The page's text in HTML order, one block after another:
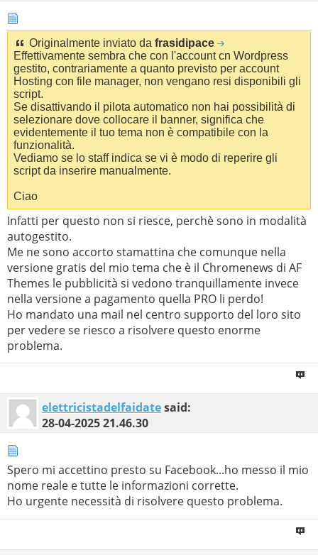
Originalmente inviato da frasidipace
Effettivamente sembra che con l'account cn Wordpress
gestito, contrariamente a quanto previsto per account
Hosting con file manager, non vengano resi disponibili gli
script.
Se disattivando il pilota automatico non hai possibilità di
selezionare dove collocare il banner, significa che
evidentemente il tuo tema non è compatibile con la
funzionalità.
Vediamo se lo staff indica se vi è modo di reperire gli
script da inserire manualmente.
Ciao
Infatti per questo non si riesce, perchè sono in modalità
autogestito.
Me ne sono accorto stamattina che comunque nella
versione gratis del mio tema che è il Chromenews di AF
Themes le pubblicità si vedono tranquillamente invece
nella versione a pagamento quella PRO li perdo!
Ho mandato una mail nel centro supporto del loro sito
per vedere se riesco a risolvere questo enorme
problema.
elettricistadelfaidatesaid:
28-04-202521.46.30
Spero mi accettino presto su Facebook...ho messo il mio
nome reale e tutte le informazioni corrette.
Ho urgente necessità di risolvere questo problema.